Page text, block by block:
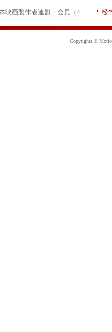
映画製作者連盟・会員（4
松
Copyrights ©